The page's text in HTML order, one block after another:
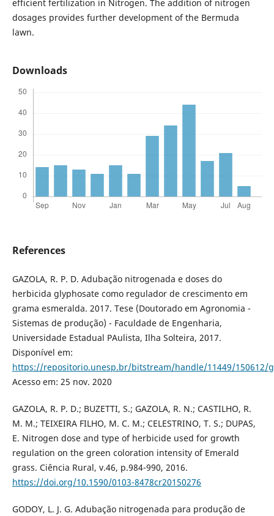
efficient fertilization in Nitrogen. The addition of nitrogen
dosages provides further development of the Bermuda
lawn.
Downloads
References
GAZOLA, R. P. D. Adubação nitrogenada e doses do
herbicida glyphosate como regulador de crescimento em
grama esmeralda. 2017. Tese (Doutorado em Agronomia -
Sistemas de produção) - Faculdade de Engenharia,
Universidade Estadual PAulista, Ilha Solteira, 2017.
Disponível em:
https://repositorio.unesp.br/bitstream/handle/11449/150612/
Acesso em: 25 nov. 2020
GAZOLA, R. P. D.; BUZETTI, S.; GAZOLA, R. N.; CASTILHO, R.
M. M.; TEIXEIRA FILHO, M. C. M.; CELESTRINO, T. S.; DUPAS,
E. Nitrogen dose and type of herbicide used for growth
regulation on the green coloration intensity of Emerald
grass. Ciência Rural, v.46, p.984-990, 2016.
https://doi.org/10.1590/0103-8478cr20150276
GODOY, L. J. G. Adubação nitrogenada para produção de